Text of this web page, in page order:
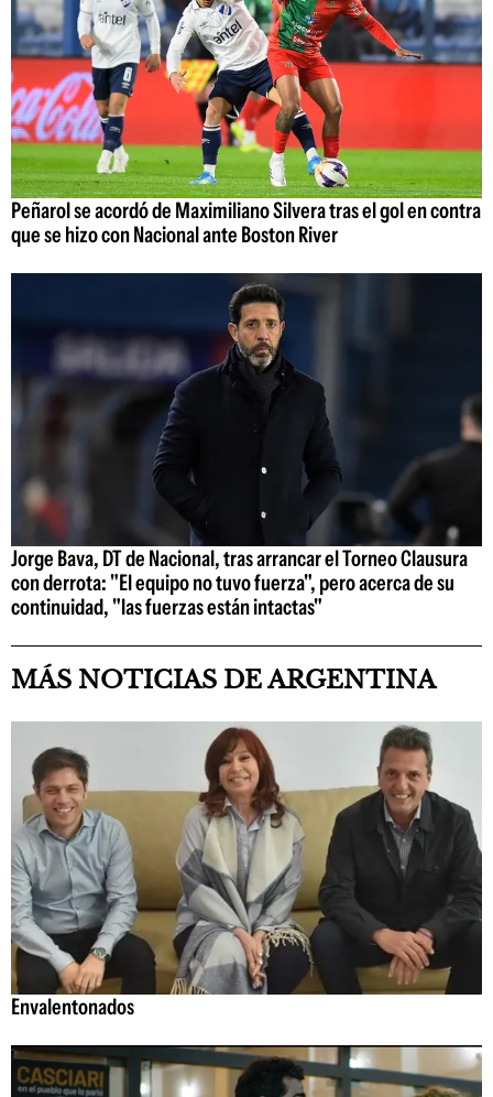
Peñarol se acordó de Maximiliano Silvera tras el gol en contra
que se hizo con Nacional ante Boston River
Jorge Bava, DT de Nacional, tras arrancar el Torneo Clausura
con derrota: "El equipo no tuvo fuerza", pero acerca de su
continuidad, "las fuerzas están intactas"
MÁS NOTICIAS DE ARGENTINA
Envalentonados